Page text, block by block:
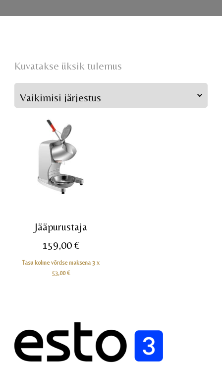
Kuvatakse üksik tulemus
Jääpurustaja
159,00 €
Tasu kolme võrdse maksena 3 x
53,00€